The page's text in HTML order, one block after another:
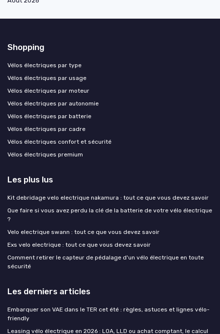
Shopping
Vélos électriques par type
Vélos électriques par usage
Vélos électriques par moteur
Vélos électriques par autonomie
Vélos électriques par batterie
Vélos électriques par cadre
Vélos électriques confort et sécurité
Vélos électriques premium
Les plus lus
Kit debridage velo electrique nakamura : tout ce que vous devez savoir
Que faire si vous avez perdu la clé de la batterie de votre vélo électrique
?
Velo electrique swann : tout ce que vous devez savoir
Exs velo electrique : tout ce que vous devez savoir
Comment retirer le capteur de pédalage d'un vélo électrique en toute
sécurité
Les derniers articles
Embarquer son VAE dans le TER cet été : règles, astuces et lignes vélo-
friendly
Leasing vélo électrique en 2026 : LOA, LLD ou achat comptant, le calcul